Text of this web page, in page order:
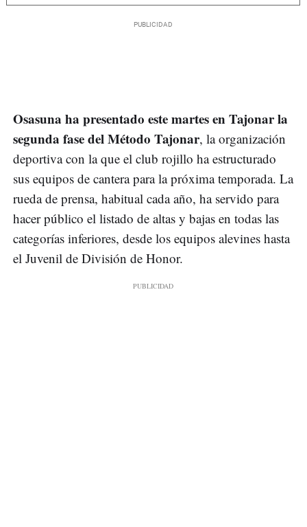
Osasuna ha presentado este martes en Tajonar la
segunda fase del Método Tajonar, la organización
deportiva con la que el club rojillo ha estructurado
sus equipos de cantera para la próxima temporada. La
rueda de prensa, habitual cada año, ha servido para
hacer público el listado de altas y bajas en todas las
categorías inferiores, desde los equipos alevines hasta
el Juvenil de División de Honor.